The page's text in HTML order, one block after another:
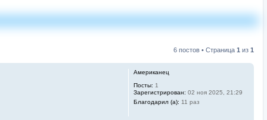
6 постов • Страница 1 из 1
Американец
Посты: 1
Зарегистрирован: 02 ноя 2025, 21:29
Благодарил (а): 11 раз